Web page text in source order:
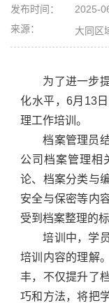
发布时间：
2025-
来源：
大同区
为了进一步
化水平，6月13
理工作培训。
档案管理员
公司档案管理相
论、档案分类与
安全与保密等内
受到档案整理的
培训中，学
培训内容的理解
丰，不仅提升了
巧和方法，将把